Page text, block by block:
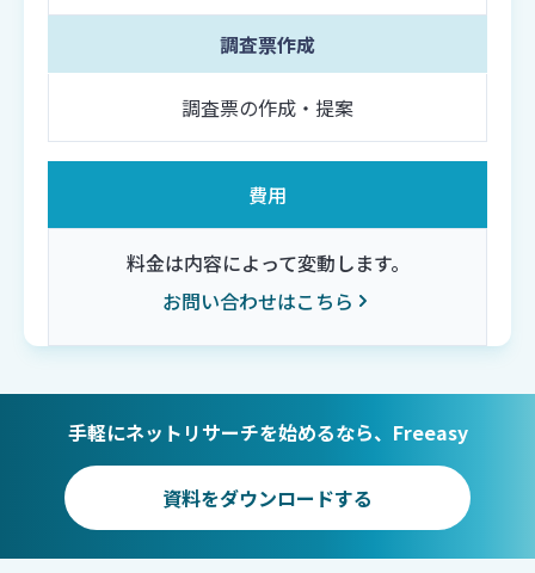
調査票作成
調査票の作成・提案
費用
料金は内容によって変動します。
お問い合わせはこちら
手軽にネットリサーチを始めるなら、Freeasy
資料をダウンロードする